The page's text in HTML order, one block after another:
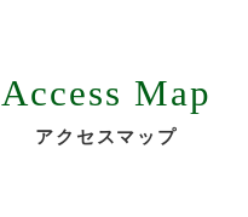
Access Map
アクセスマップ